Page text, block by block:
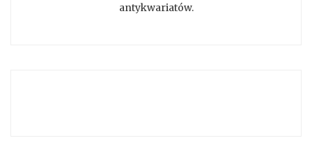
antykwariatów.